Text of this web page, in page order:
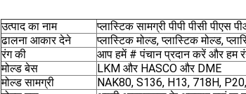
उत्पाद का नाम
प्लास्टिक सामग्री पीपी पीसी पीएस
ढालना आकार देने
प्लास्टिक मोल्ड, प्लास्टिक मोल्ड,
रंग की
आप हमें # पंचान प्रदान करें और हम
मोल्ड बेस
LKM और HASCO और DME
मोल्ड सामग्री
NAK80, S136, H13, 718H,